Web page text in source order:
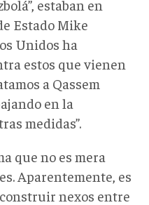
estaban en
Estado Mike
Unidos ha
estos que vienen
a Qassem
en la
medidas”.
que no es mera
Aparentemente, es
nexos entre